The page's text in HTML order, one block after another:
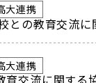
大連携
との教育交流
大連携
育交流に関する